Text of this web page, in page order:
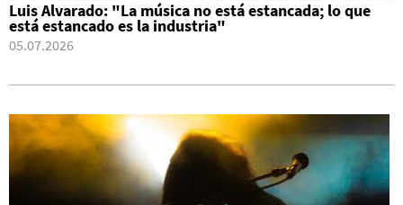
Luis Alvarado: "La música no está estancada; lo que
está estancado es la industria"
05.07.2026